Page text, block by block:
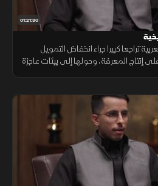
01:21:30
تراجعا كبيرا جراء انخفاض التمويل
إنتاج المعرفة، وحولها إلى بيئات عاجزة